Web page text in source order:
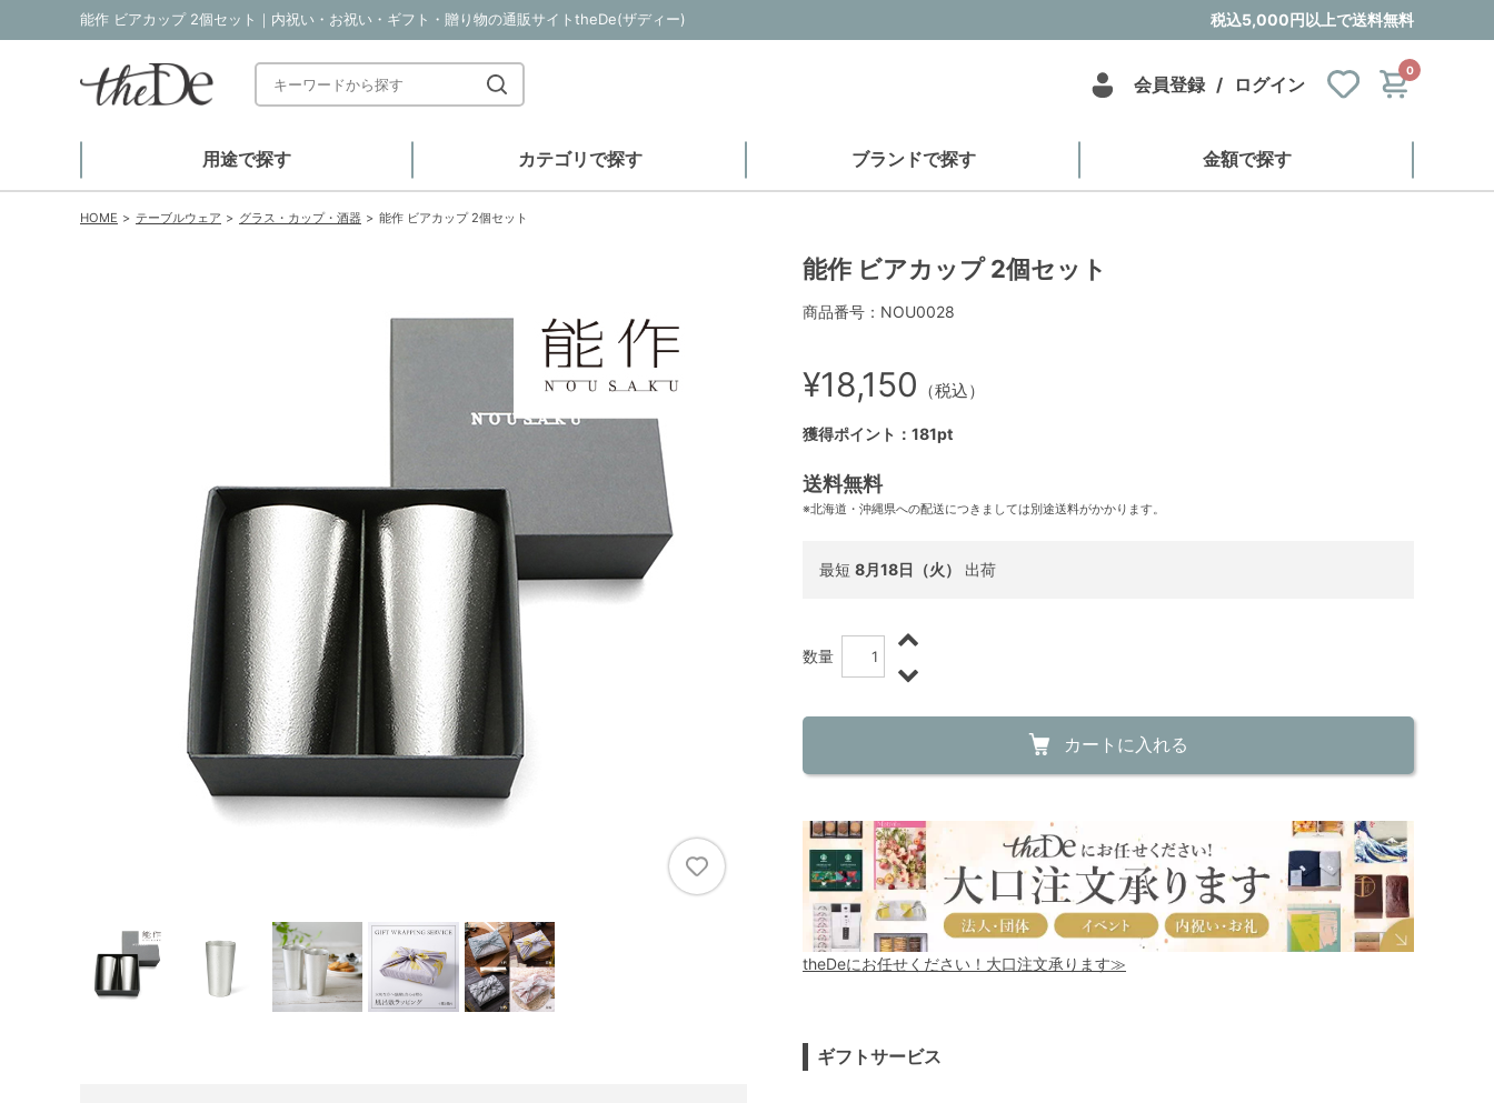
能作 ビアカップ 2個セット｜内祝い・お祝い・ギフト・贈り物の通販サイトtheDe(ザディー) 税込5,000円以上で送料無料
会員登録 / ログイン
0
用途で探す カテゴリで探す ブランドで探す 金額で探す
HOME テーブルウェア グラス・カップ・酒器 能作 ビアカップ 2個セット
能作 ビアカップ 2個セット
商品番号：NOU0028
¥18,150 （税込）
獲得ポイント：181pt
送料無料
※北海道・沖縄県への配送につきましては別途送料がかかります。
最短 8月18日（火） 出荷
数量
カートに入れる
theDeにお任せください！大口注文承ります≫
ギフトサービス